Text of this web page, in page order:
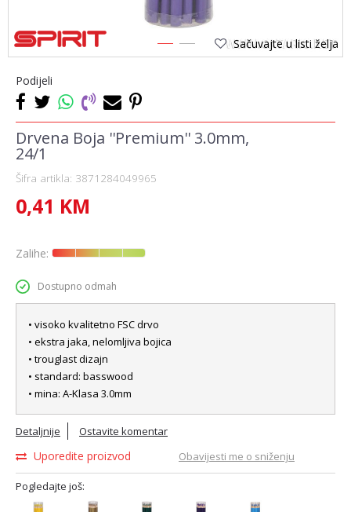
1 2 Sačuvajte u listi želja
Podijeli
Drvena Boja ''Premium'' 3.0mm,
24/1
Šifra artikla: 3871284049965
0,41 KM
Zalihe:
Dostupno odmah
• visoko kvalitetno FSC drvo
• ekstra jaka, nelomljiva bojica
• trouglast dizajn
• standard: basswood
• mina: A-Klasa 3.0mm
Detaljnije Ostavite komentar
Uporedite proizvod Obavijesti me o sniženju
Pogledajte još: